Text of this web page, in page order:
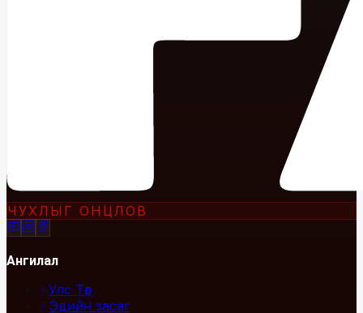
ЧУХЛЫГ ОНЦЛОВ
Ангилал
Улс Төр
Эдийн засаг